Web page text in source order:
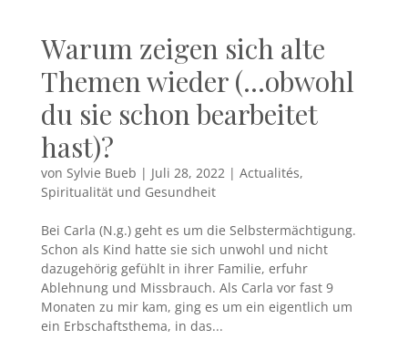
Warum zeigen sich alte
Themen wieder (…obwohl
du sie schon bearbeitet
hast)?
von Sylvie Bueb | Juli 28, 2022| Actualités,
Spiritualität und Gesundheit
Bei Carla (N.g.) geht es um die Selbstermächtigung.
Schon als Kind hatte sie sich unwohl und nicht
dazugehörig gefühlt in ihrer Familie, erfuhr
Ablehnung und Missbrauch. Als Carla vor fast 9
Monaten zu mir kam, ging es um ein eigentlich um
ein Erbschaftsthema, in das...